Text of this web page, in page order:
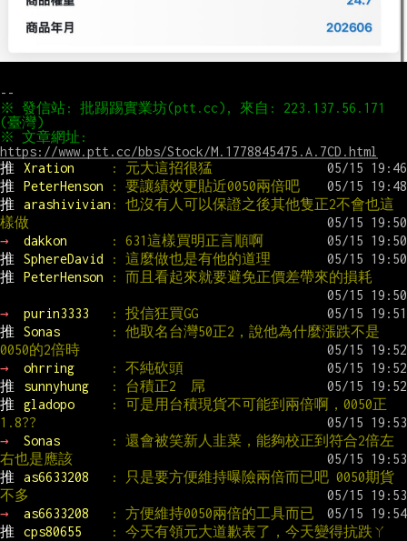
※ 發信站: 批踢踢實業坊(ptt.cc), 來自: 223.137.56.171
https://www.ptt.cc/bbs/Stock/M.1778845475.A.7CD.html
推
Xration
: 元大這招很猛
推
PeterHenson
: 要讓績效更貼近0050兩倍吧
推
arashivivian : 也沒有人可以保證之後其他隻正2不會也這
樣做
→
dakkon
: 631這樣買明正言順啊
推
SphereDavid
: 這麼做也是有他的道理
推
PeterHenson : 而且看起來就要避免正價差帶來的損耗
→ purin3333
: 投信狂買GG
推
Sonas
: 他取名台灣50正2，說他為什麼漲跌不是
0050的2倍時
→
ohrring
: 不純砍頭
推
sunnyhung
: 台積正2  屌
推
gladopo
: 可是用台積現貨不可能到兩倍啊，0050正
1.8??
→
Sonas
: 還會被笑新人韭菜，能夠校正到符合2倍左
右也是應該
推
as6633208
: 只是要方便維持曝險兩倍而已吧 0050期貨
不多
→
as6633208
: 方便維持0050兩倍的工具而已
推
cps80655 : 今天有領元大道歉表了，今天變得抗跌ㄚ